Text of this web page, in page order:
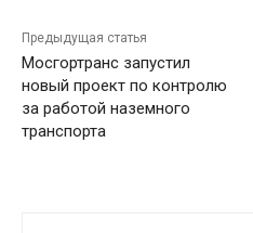
Предыдущая статья
Мосгортранс запустил
новый проект по контролю
за работой наземного
транспорта